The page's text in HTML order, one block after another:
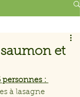
et
:
à lasagne